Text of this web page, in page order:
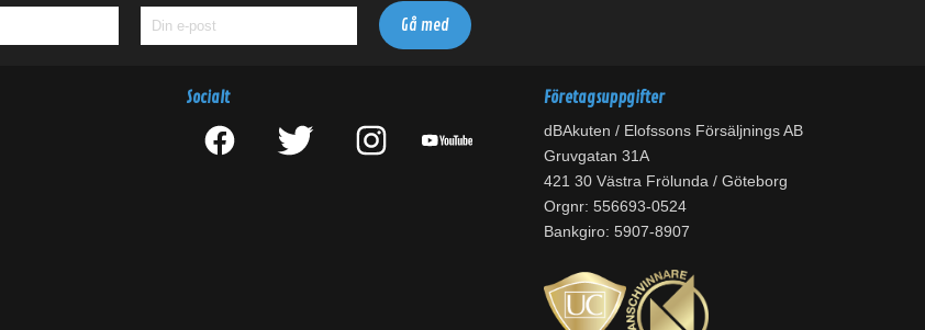
Socialt Företagsuppgifter
dBAkuten / Elofssons Försäljnings AB
Gruvgatan 31A
421 30 Västra Frölunda / Göteborg
Orgnr: 556693-0524
Bankgiro: 5907-8907